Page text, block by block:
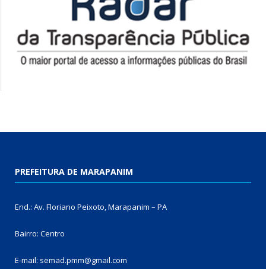
PREFEITURA DE MARAPANIM
End.: Av. Floriano Peixoto, Marapanim – PA
Bairro: Centro
E-mail: semad.pmm@gmail.com